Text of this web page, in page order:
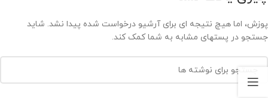
پوزش، اما هیچ نتیجه ای برای آرشیو درخواست شده پیدا نشد. شاید
جستجو در پستهای مشابه به شما کمک کند.